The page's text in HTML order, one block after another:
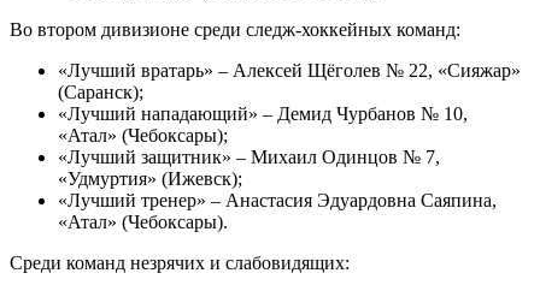
Во втором дивизионе среди следж-хоккейных команд:
«Лучший вратарь» – Алексей Щёголев № 22, «Сияжар»
(Саранск);
«Лучший нападающий» – Демид Чурбанов № 10,
«Атал» (Чебоксары);
«Лучший защитник» – Михаил Одинцов № 7,
«Удмуртия» (Ижевск);
«Лучший тренер» – Анастасия Эдуардовна Саяпина,
«Атал» (Чебоксары).
Среди команд незрячих и слабовидящих: